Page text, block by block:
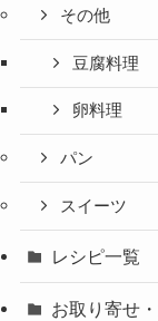
その他
豆腐料理
卵料理
パン
スイーツ
レシピ一覧
お取り寄せ